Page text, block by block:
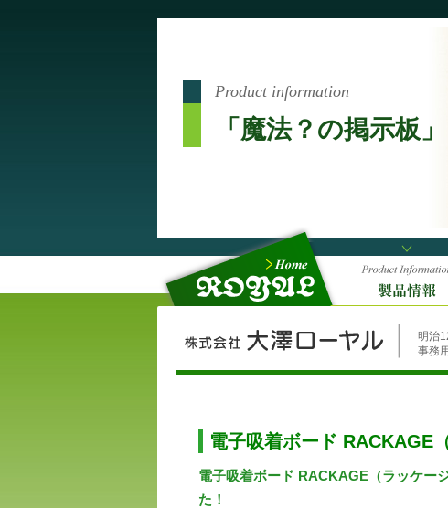
明治
事務
Product information
「魔法？の掲示板
電子吸着ボード RACKAGE
電子吸着ボード RACKAGE（ラッケー
た！